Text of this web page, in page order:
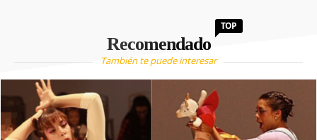
Recomendado
TOP
También te puede interesar